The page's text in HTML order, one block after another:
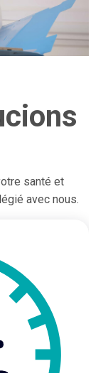
santé et
avec nous.